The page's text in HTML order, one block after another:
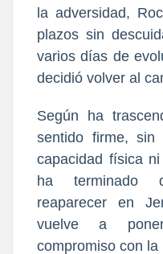
la adversidad,
plazos sin
varios días de
decidió volver al
Según ha
sentido firme, sin
capacidad física
ha terminado
reaparecer en
vuelve a
compromiso con la